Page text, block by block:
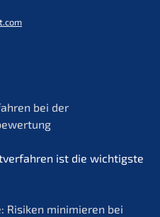
bei der
ist die wichtigs­te
Risiken minimie­ren bei